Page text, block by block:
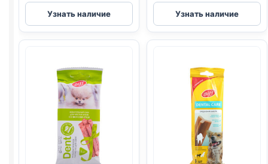
TitBit
DENT
Biff
(DENTAL,
КРУПНЫЕ
ПОРОДЫ,
ГОВЯДИНА)
270г
Узнать наличие
TitBit
DENT
жевательный
ПОРОДЫ,
ГОВЯДИНА)
20г
Узнать наличие